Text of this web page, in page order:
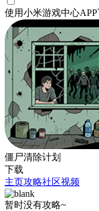
使用小米游戏中心APP
僵尸清除计划
下载
主页攻略社区视频
暂时没有攻略~